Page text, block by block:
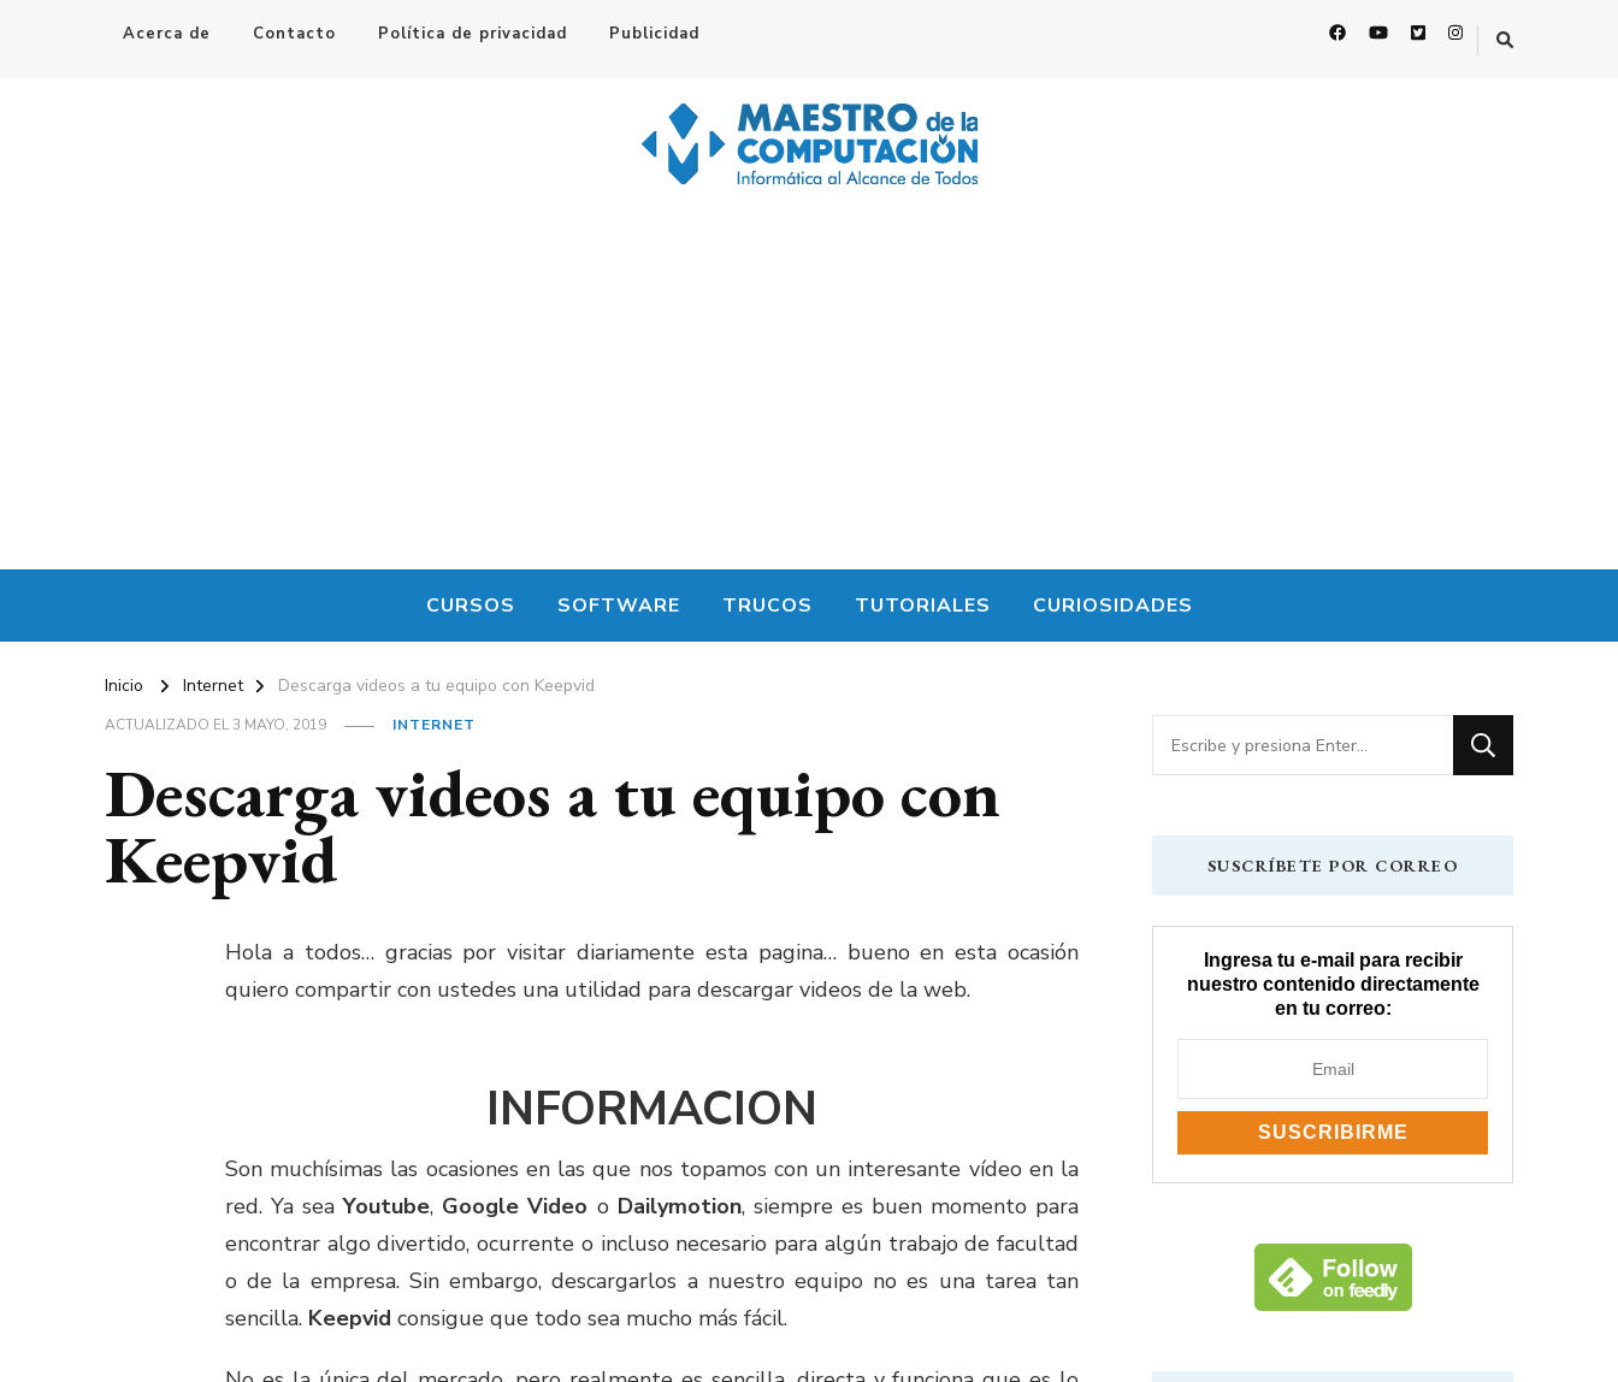
Acerca de Contacto Política de privacidad Publicidad
CURSOS SOFTWARE TRUCOS TUTORIALES CURIOSIDADES
Inicio Internet Descarga videos a tu equipo con Keepvid
ACTUALIZADO EL3 MAYO, 2019 INTERNET
Descarga videos a tu equipo con
Keepvid
Hola a todos… gracias por visitar diariamente esta pagina… bueno en esta ocasión
quiero compartir con ustedes una utilidad para descargar videos de la web.
INFORMACION
Son muchísimas las ocasiones en las que nos topamos con un interesante vídeo en la
red. Ya seaYoutube, Google Video o Dailymotion, siempre es buen momento para
encontrar algo divertido, ocurrente o incluso necesario para algún trabajo de facultad
o de la empresa. Sin embargo, descargarlos a nuestro equipo no es una tarea tan
sencilla. Keepvid consigue que todo sea mucho más fácil.
¿Buscas
algo?
SUSCRÍBETE POR CORREO
Ingresa tu e-mail para recibir
nuestro contenido directamente
en tu correo: